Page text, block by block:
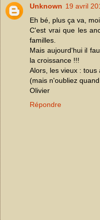
Unknown 19 avril
Eh bé, plus ça va,
C'est vrai que les
familles.
Mais aujourd'hui il
la croissance !!!
Alors, les vieux : tous
(mais n'oubliez
Olivier
Répondre